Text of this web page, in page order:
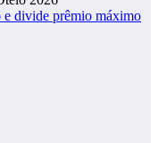
e divide prêmio máximo